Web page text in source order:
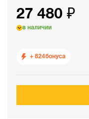
27 480 ₽
в наличии
+ 824бонуса